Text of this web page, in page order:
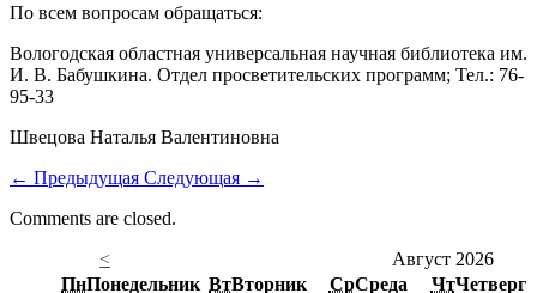
По всем вопросам обращаться:
Вологодская областная универсальная научная библиотека им.
И. В. Бабушкина. Отдел просветительских программ; Тел.: 76-
95-33
Швецова Наталья Валентиновна
← Предыдущая Следующая →
Comments are closed.
<
Август 2026
ПнПонедельник ВтВторник СрСреда ЧтЧетверг